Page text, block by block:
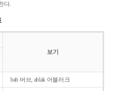
다.
보기
bab 버브, ablak 어블러크